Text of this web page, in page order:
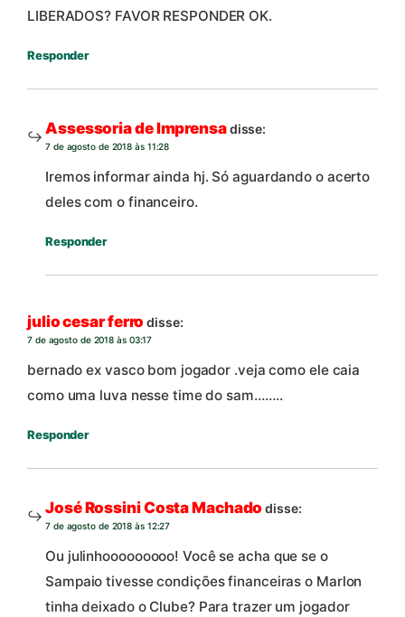
LIBERADOS? FAVOR RESPONDER OK.
Responder
Assessoria de Imprensadisse:
7 de agosto de 2018 às 11:28
Iremos informar ainda hj. Só aguardando o acerto
deles com o financeiro.
Responder
julio cesar ferro disse:
7 de agosto de 2018 às 03:17
bernado ex vasco bom jogador .veja como ele caia
como uma luva nesse time do sam……..
Responder
José Rossini Costa Machado disse:
7 de agosto de 2018 às 12:27
Ou julinhooooooooo! Você se acha que se o
Sampaio tivesse condições financeiras o Marlon
tinha deixado o Clube? Para trazer um jogador